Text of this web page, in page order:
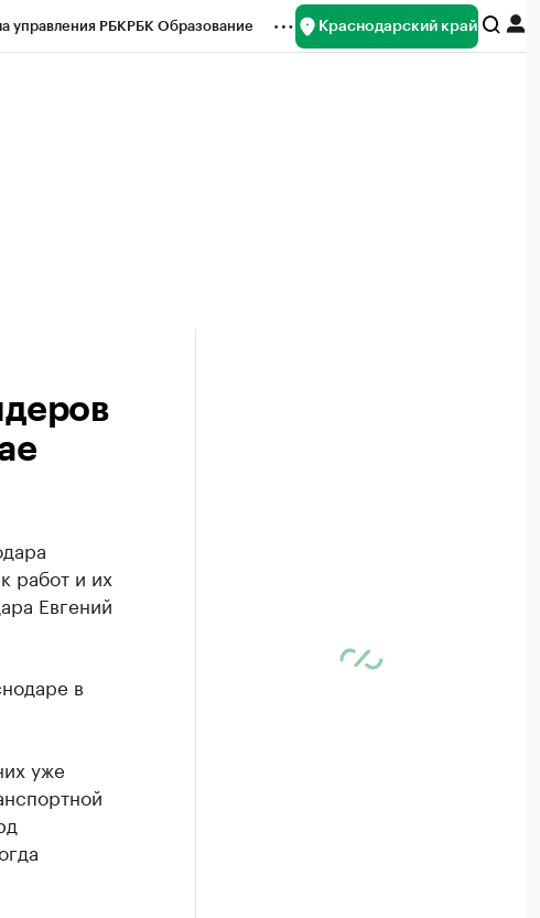
управления РБКРБК Образование Краснодарский край
работ и их
Евгений
в
уже